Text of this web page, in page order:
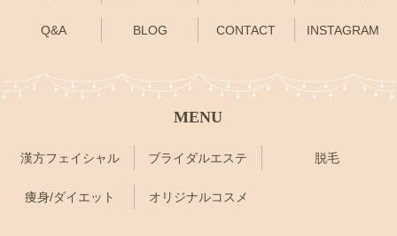
Q&A BLOG CONTACT INSTAGRAM
MENU
漢方フェイシャル ブライダルエステ 脱毛
痩身/ダイエット オリジナルコスメ